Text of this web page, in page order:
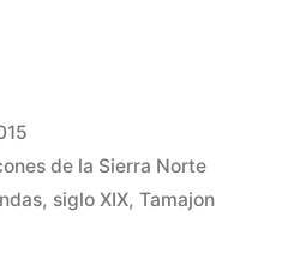
de la Sierra Norte
, siglo XIX, Tamajon